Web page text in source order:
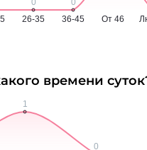
времени